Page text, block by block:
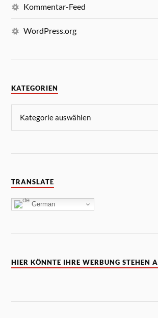
Kommentar-Feed
WordPress.org
KATEGORIEN
TRANSLATE
German
HIER KÖNNTE IHRE WERBUNG STEHEN A